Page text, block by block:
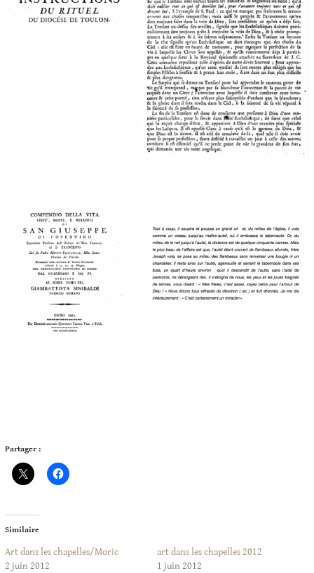
Partager :
Similaire
Art dans les chapelles/Moric
2 juin 2012
art dans les chapelles 2012
1 juin 2012